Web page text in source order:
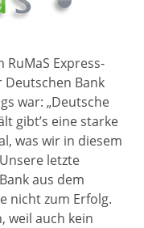
Express-
Deutschen Bank
war: „Deutsche
gibt’s eine starke
was wir in diesem
letzte
aus dem
nicht zum Erfolg.
weil auch kein